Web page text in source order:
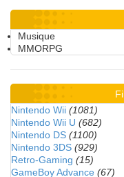
Musique
MMORPG
Nintendo Wii (1081)
Nintendo Wii U (682)
Nintendo DS (1100)
Nintendo 3DS (929)
Retro-Gaming (15)
GameBoy Advance (67)